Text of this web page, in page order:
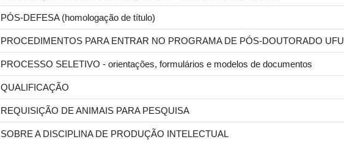
PÓS-DEFESA (homologação de título)
PROCEDIMENTOS PARA ENTRAR NO PROGRAMA DE PÓS-DOUTORADO UFU
PROCESSO SELETIVO - orientações, formulários e modelos de documentos
QUALIFICAÇÃO
REQUISIÇÃO DE ANIMAIS PARA PESQUISA
SOBRE A DISCIPLINA DE PRODUÇÃO INTELECTUAL